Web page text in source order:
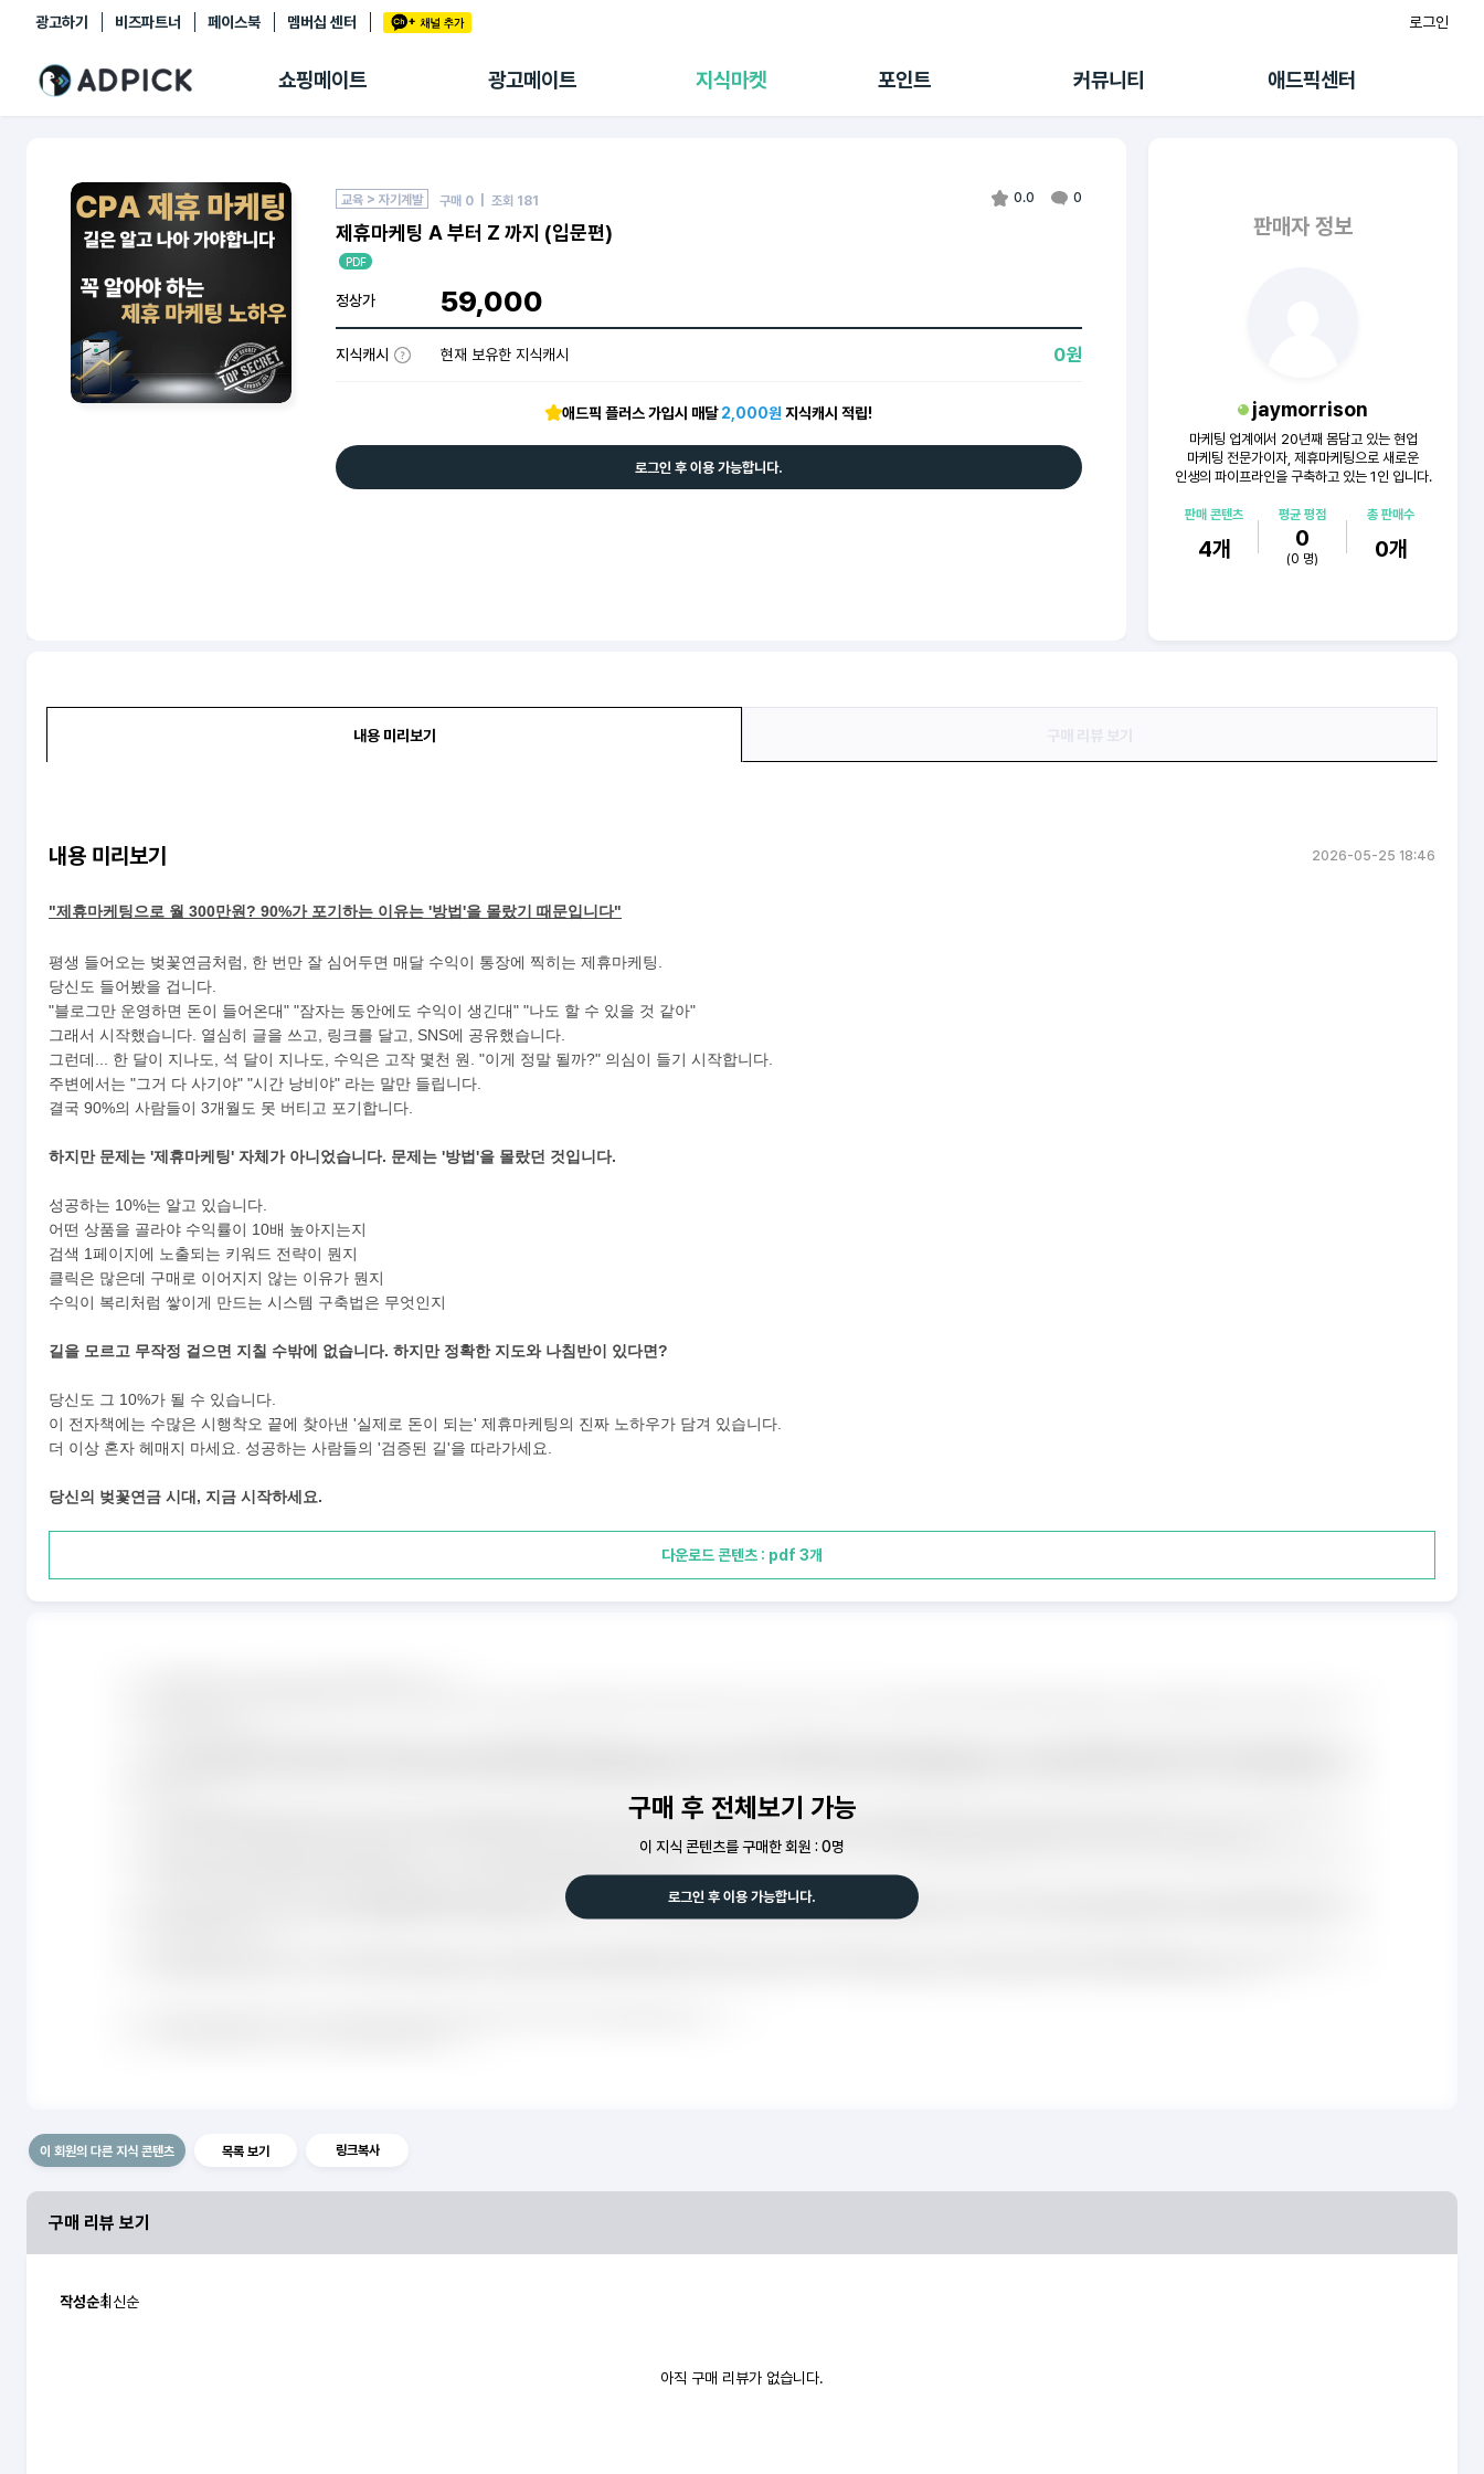
광고하기 비즈파트너 페이스북 멤버십 센터 로그인
쇼핑메이트 광고메이트 지식마켓 포인트 커뮤니티 애드픽센터
추천상품
쇼핑 에이전트
마이숍
광고리포트
출석 룰렛
랭킹
수익 Live
멤버십 센터
0.0 0
교육 > 자기계발 구매 0 | 조회 181
제휴마케팅 A 부터 Z 까지 (입문편)
PDF
정상가 59,000
지식캐시 현재 보유한 지식캐시 0원
애드픽 플러스 가입시 매달2,000원 지식캐시 적립!
로그인 후 이용 가능합니다.
판매자 정보
jaymorrison
마케팅 업계에서 20년째 몸담고 있는 현업
마케팅 전문가이자, 제휴마케팅으로 새로운
인생의 파이프라인을 구축하고 있는 1인 입니다.
판매 콘텐츠
4개
평균 평점
0
(0 명)
총 판매수
0개
내용 미리보기
내용 미리보기 2026-05-25 18:46
"제휴마케팅으로 월 300만원? 90%가 포기하는 이유는 '방법'을 몰랐기 때문입니다"
평생 들어오는 벚꽃연금처럼, 한 번만 잘 심어두면 매달 수익이 통장에 찍히는 제휴마케팅.
당신도 들어봤을 겁니다.
"블로그만 운영하면 돈이 들어온대" "잠자는 동안에도 수익이 생긴대" "나도 할 수 있을 것 같아"
그래서 시작했습니다. 열심히 글을 쓰고, 링크를 달고, SNS에 공유했습니다.
그런데... 한 달이 지나도, 석 달이 지나도, 수익은 고작 몇천 원. "이게 정말 될까?" 의심이 들기 시작합니다.
주변에서는 "그거 다 사기야" "시간 낭비야" 라는 말만 들립니다.
결국 90%의 사람들이 3개월도 못 버티고 포기합니다.
하지만 문제는 '제휴마케팅' 자체가 아니었습니다. 문제는 '방법'을 몰랐던 것입니다.
성공하는 10%는 알고 있습니다.
어떤 상품을 골라야 수익률이 10배 높아지는지
검색 1페이지에 노출되는 키워드 전략이 뭔지
클릭은 많은데 구매로 이어지지 않는 이유가 뭔지
수익이 복리처럼 쌓이게 만드는 시스템 구축법은 무엇인지
길을 모르고 무작정 걸으면 지칠 수밖에 없습니다. 하지만 정확한 지도와 나침반이 있다면?
당신도 그 10%가 될 수 있습니다.
이 전자책에는 수많은 시행착오 끝에 찾아낸 '실제로 돈이 되는' 제휴마케팅의 진짜 노하우가 담겨 있습니다.
더 이상 혼자 헤매지 마세요. 성공하는 사람들의 '검증된 길'을 따라가세요.
당신의 벚꽃연금 시대, 지금 시작하세요.
다운로드 콘텐츠 : pdf 3개
구매 후 전체보기 가능
이 지식 콘텐츠를 구매한 회원 : 0명
로그인 후 이용 가능합니다.
이 회원의 다른 지식 콘텐츠 목록 보기 링크복사
구매 리뷰 보기
작성순최신순
아직 구매 리뷰가 없습니다.